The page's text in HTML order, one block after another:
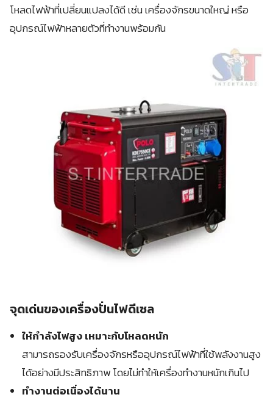
โหลดไฟฟ้าที่เปลี่ยนแปลงได้ดี เช่น เครื่องจักรขนาดใหญ่ หรือ
อุปกรณ์ไฟฟ้าหลายตัวที่ทำงานพร้อมกัน
จุดเด่นของเครื่องปั่นไฟดีเซล
ให้กำลังไฟสูง เหมาะกับโหลดหนัก
สามารถรองรับเครื่องจักรหรืออุปกรณ์ไฟฟ้าที่ใช้พลังงานสูง
ได้อย่างมีประสิทธิภาพ โดยไม่ทำให้เครื่องทำงานหนักเกินไป
ทำงานต่อเนื่องได้นาน